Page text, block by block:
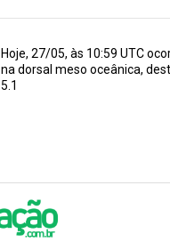
Hoje, 27/05, às 10:59 UTC
na dorsal meso oceânica,
5.1